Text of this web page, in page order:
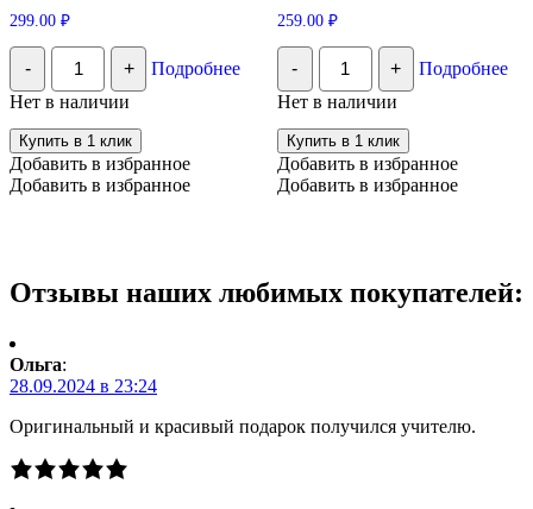
299.00 ₽
-
Количество
Крем-
мед
Медолюбов
с
клубникой
250
мл.
+
Подробнее
Нет в наличии
Купить в 1 клик
Добавить в избранное
Добавить в избранное
259.00 ₽
-
Количество
Крем-
мед
Медолюбов
с
ананасом,
100
мл
+
Подробнее
Нет в наличии
Купить в 1 клик
Добавить в избранное
Добавить в избранное
Отзывы наших любимых покупателей:
Ольга:
28.09.2024 в 23:24
Оригинальный и красивый подарок получился учителю.